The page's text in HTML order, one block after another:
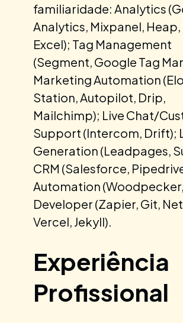
familiaridade: Analytics
Analytics, Mixpanel,
Excel); Tag Management
(Segment, Google Tag
Marketing Automation
Station, Autopilot, Drip,
Mailchimp); Live Chat/
Support (Intercom, Drift);
Generation (Leadpages,
CRM (Salesforce,
Automation
Developer (Zapier, Git,
Vercel, Jekyll).
Experiência
Profissional